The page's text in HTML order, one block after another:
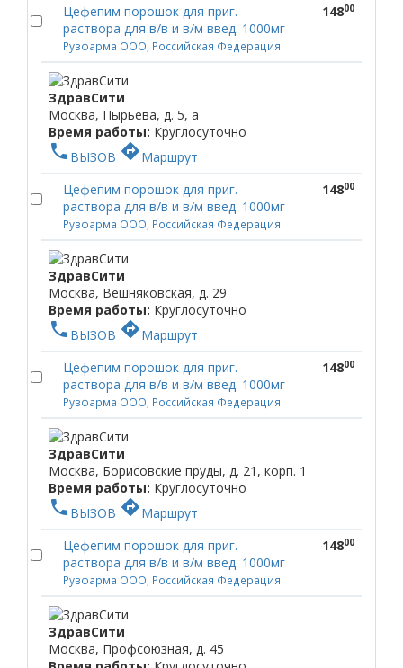
Цефепим порошок для приг.
раствора для в/в и в/м введ. 1000мг
Рузфарма ООО, Российская Федерация
14800
ЗдравСити
Москва, Пырьева, д. 5, а
Время работы: Круглосуточно
phone ВЫЗОВ directionsМаршрут
Цефепим порошок для приг.
раствора для в/в и в/м введ. 1000мг
Рузфарма ООО, Российская Федерация
14800
ЗдравСити
Москва, Вешняковская, д. 29
Время работы: Круглосуточно
phone ВЫЗОВ directionsМаршрут
Цефепим порошок для приг.
раствора для в/в и в/м введ. 1000мг
Рузфарма ООО, Российская Федерация
14800
ЗдравСити
Москва, Борисовские пруды, д. 21, корп. 1
Время работы: Круглосуточно
phone ВЫЗОВ directionsМаршрут
Цефепим порошок для приг.
раствора для в/в и в/м введ. 1000мг
Рузфарма ООО, Российская Федерация
14800
ЗдравСити
Москва, Профсоюзная, д. 45